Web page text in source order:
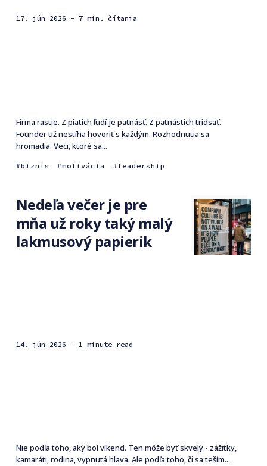
17. jún 2026 - 7 min. čítania
Firma rastie. Z piatich ľudí je pätnásť. Z pätnástich tridsať.
Founder už nestíha hovoriť s každým. Rozhodnutia sa
hromadia. Veci, ktoré sa...
biznis motivácia leadership
Nedeľa večer je pre
mňa už roky taký malý
lakmusový papierik
14. jún 2026 - 1 minute read
Nie podľa toho, aký bol víkend. Ten môže byť skvelý - zážitky,
kamaráti, rodina, vypnutá hlava. Ale podľa toho, či sa teším...